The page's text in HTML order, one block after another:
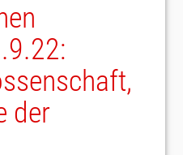
der